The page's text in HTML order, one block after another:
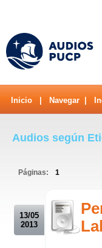
Inicio Navegar
Audios según
Páginas: 1
13/05
2013